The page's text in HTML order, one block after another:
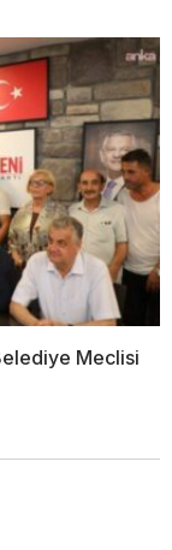
Meclisi